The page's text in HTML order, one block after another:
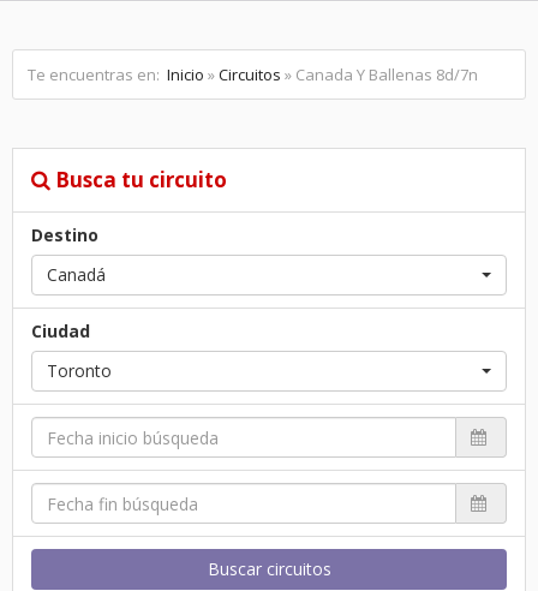
Te encuentras en: Inicio »Circuitos » Canada Y Ballenas 8d/7n
Busca tu circuito
Destino
Canadá
Ciudad
Toronto
Buscar circuitos